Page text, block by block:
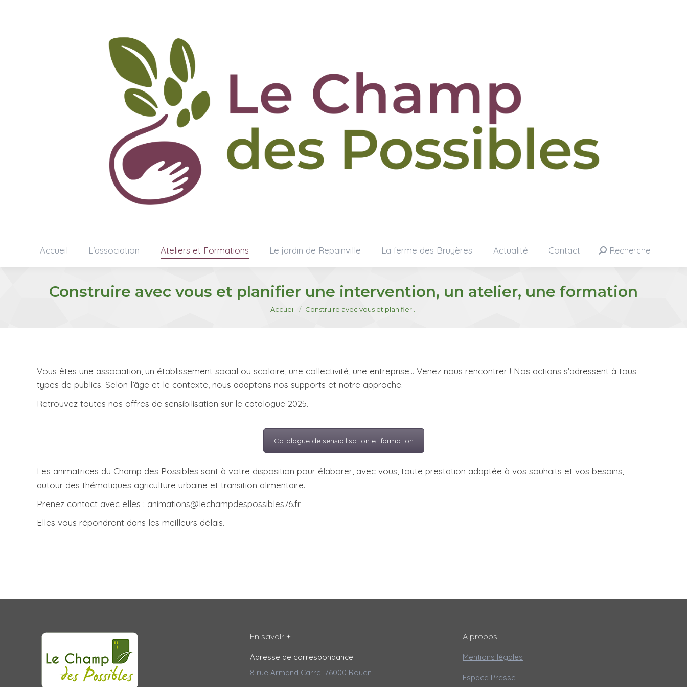
Accueil L’association Ateliers et Formations Le jardin de Repainville La ferme des Bruyères Actualité Contact Search:
Recherche
Construire avec vous et planifier une intervention, un atelier, une formation
Vous êtes ici :
Accueil Construire avec vous et planifier…
Vous êtes une association, un établissement social ou scolaire, une collectivité, une entreprise… Venez nous rencontrer ! Nos actions s’adressent à tous
types de publics. Selon l’âge et le contexte, nous adaptons nos supports et notre approche.
Retrouvez toutes nos offres de sensibilisation sur le catalogue 2025.
Catalogue de sensibilisation et formation
Les animatrices du Champ des Possibles sont à votre disposition pour élaborer, avec vous, toute prestation adaptée à vos souhaits et vos besoins,
autour des thématiques agriculture urbaine et transition alimentaire.
Prenez contact avec elles : animations@lechampdespossibles76.fr
Elles vous répondront dans les meilleurs délais.
En savoir +
Adresse de correspondance
8 rue Armand Carrel 76000 Rouen
A propos
Mentions légales
Espace Presse